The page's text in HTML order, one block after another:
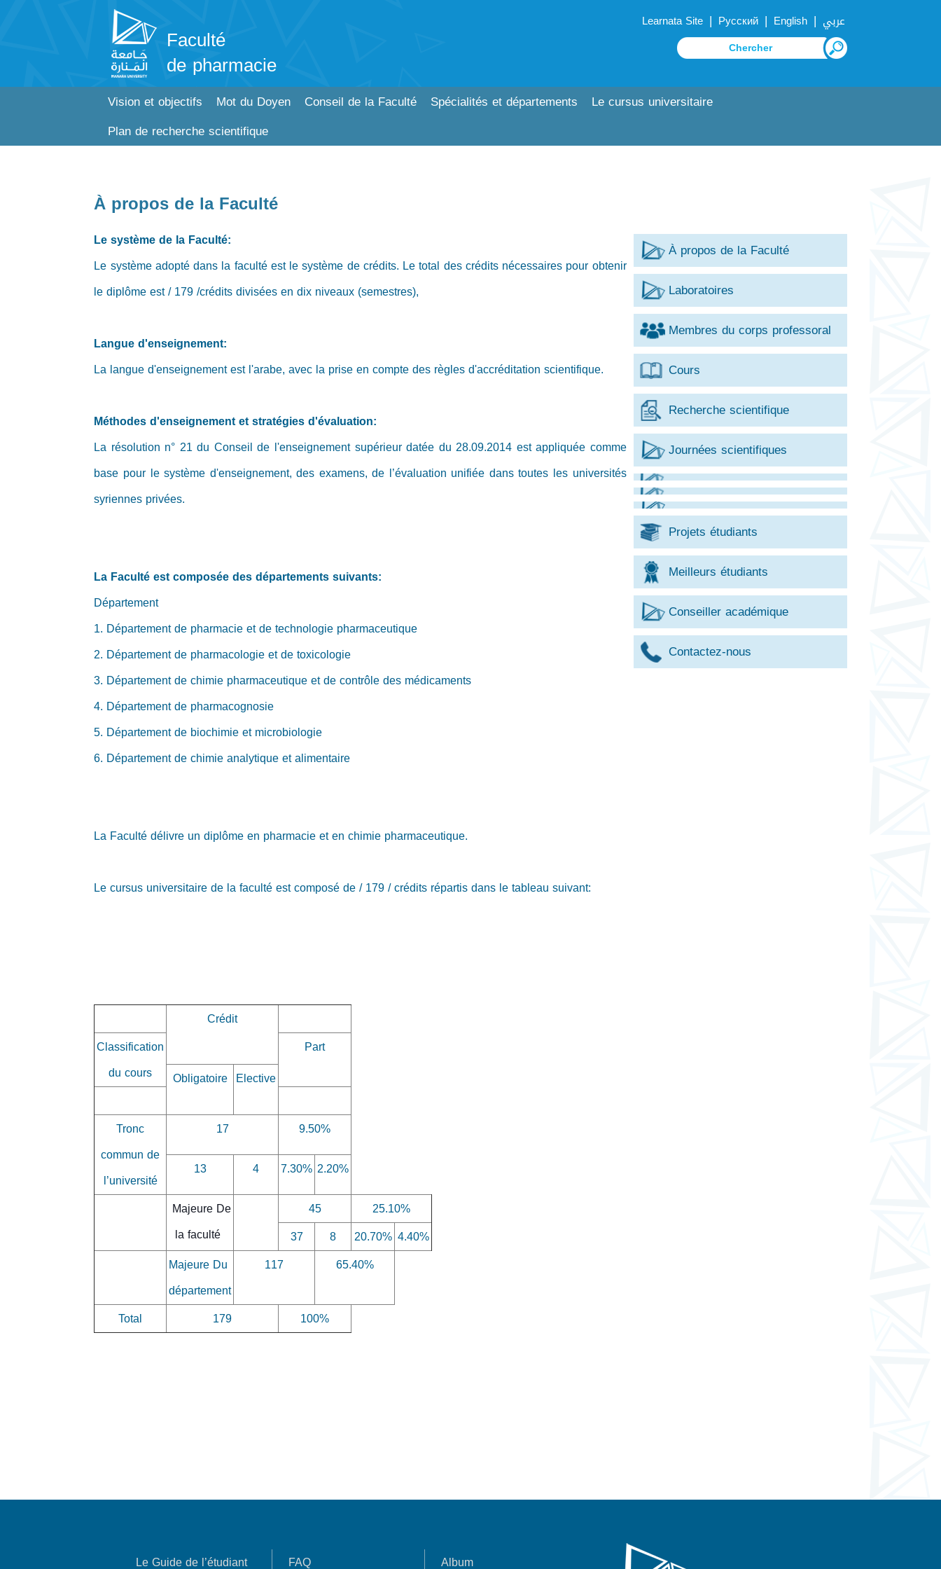
Faculté
de pharmacie
Learnata Site | Русский | English | عربي
Vision et objectifs Mot du Doyen Conseil de la Faculté Spécialités et départements
Le cursus universitaire
Plan de recherche scientifique
À propos de la Faculté
À propos de la Faculté
Laboratoires
Membres du corps professoral
Cours
Recherche scientifique
Journées scientifiques
Projets étudiants
Meilleurs étudiants
Conseiller académique
Contactez-nous
Le système de la Faculté:
Le système adopté dans la faculté est le système de crédits. Le total des crédits nécessaires pour obtenir
le diplôme est / 179 /crédits divisées en dix niveaux (semestres),
Langue d'enseignement:
La langue d'enseignement est l'arabe, avec la prise en compte des règles d'accréditation scientifique.
Méthodes d'enseignement et stratégies d'évaluation:
La résolution n° 21 du Conseil de l'enseignement supérieur datée du 28.09.2014 est appliquée comme
base pour le système d'enseignement, des examens, de l’évaluation unifiée dans toutes les universités
syriennes privées.
La Faculté est composée des départements suivants:
Département
1. Département de pharmacie et de technologie pharmaceutique
2. Département de pharmacologie et de toxicologie
3. Département de chimie pharmaceutique et de contrôle des médicaments
4. Département de pharmacognosie
5. Département de biochimie et microbiologie
6. Département de chimie analytique et alimentaire
La Faculté délivre un diplôme en pharmacie et en chimie pharmaceutique.
Le cursus universitaire de la faculté est composé de / 179 / crédits répartis dans le tableau suivant:
Crédit
Classification
du cours
Part
Obligatoire Elective
Tronc
commun de
l’université
17
9.50%
13
4 7.30% 2.20%
Majeure De
la faculté
45
25.10%
37
8 20.70% 4.40%
Majeure Du
département
117 65.40%
Total 179 100%
Le Guide de l’étudiant FAQ Album